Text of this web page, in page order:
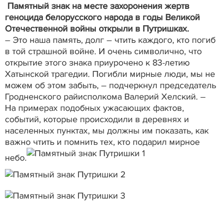
Памятный знак на месте захоронения жертв
геноцида белорусского народа в годы Великой
Отечественной войны открыли в Путришках.
– Это наша память, долг – чтить каждого, кто погиб
в той страшной войне. И очень символично, что
открытие этого знака приурочено к 83-летию
Хатынской трагедии. Погибли мирные люди, мы не
можем об этом забыть, – подчеркнул председатель
Гродненского райисполкома Валерий Хелский. –
На примерах подобных ужасающих фактов,
событий, которые происходили в деревнях и
населенных пунктах, мы должны им показать, как
важно чтить и помнить тех, кто подарил мирное
небо.